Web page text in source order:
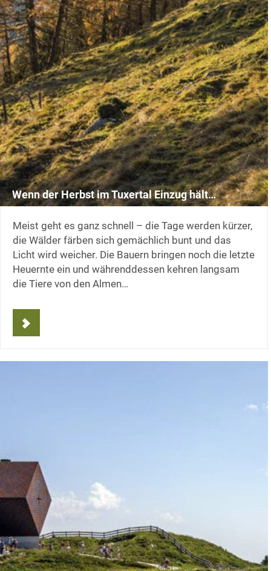
Wenn der Herbst im Tuxertal Einzug hält…
Meist geht es ganz schnell – die Tage werden kürzer,
die Wälder färben sich gemächlich bunt und das
Licht wird weicher. Die Bauern bringen noch die letzte
Heuernte ein und währenddessen kehren langsam
die Tiere von den Almen…